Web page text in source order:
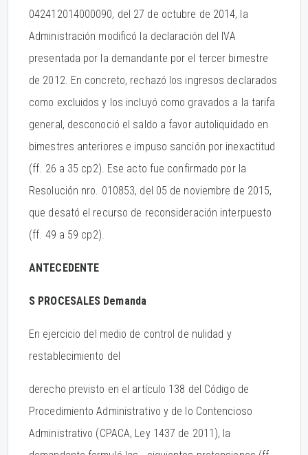
042412014000090, del 27 de octubre de 2014, la
Administración modificó la declaración del IVA
presentada por la demandante por el tercer bimestre
de 2012. En concreto, rechazó los ingresos declarados
como excluidos y los incluyó como gravados a la tarifa
general, desconoció el saldo a favor autoliquidado en
bimestres anteriores e impuso sanción por inexactitud
(ff. 26 a 35 cp2). Ese acto fue confirmado por la
Resolución nro. 010853, del 05 de noviembre de 2015,
que desató el recurso de reconsideración interpuesto
(ff. 49 a 59 cp2).
ANTECEDENTE
S PROCESALES Demanda
En ejercicio del medio de control de nulidad y
restablecimiento del
derecho previsto en el artículo 138 del Código de
Procedimiento Administrativo y de lo Contencioso
Administrativo (CPACA, Ley 1437 de 2011), la